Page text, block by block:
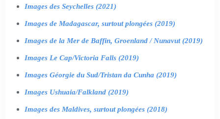
Images des Seychelles (2021)
Images de Madagascar, surtout plongées (2019)
Images de la Mer de Baffin, Groenland / Nunavut (2019)
Images Le Cap/Victoria Falls (2019)
Images Géorgie du Sud/Tristan da Cunha (2019)
Images Ushuaia/Falkland (2019)
Images des Maldives, surtout plongées (2018)